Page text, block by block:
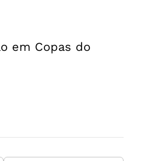
em Copas do